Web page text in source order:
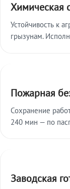
Химическая
Устойчивость к
грызунам.
Пожарная
Сохранение
240 мин — по
Заводская